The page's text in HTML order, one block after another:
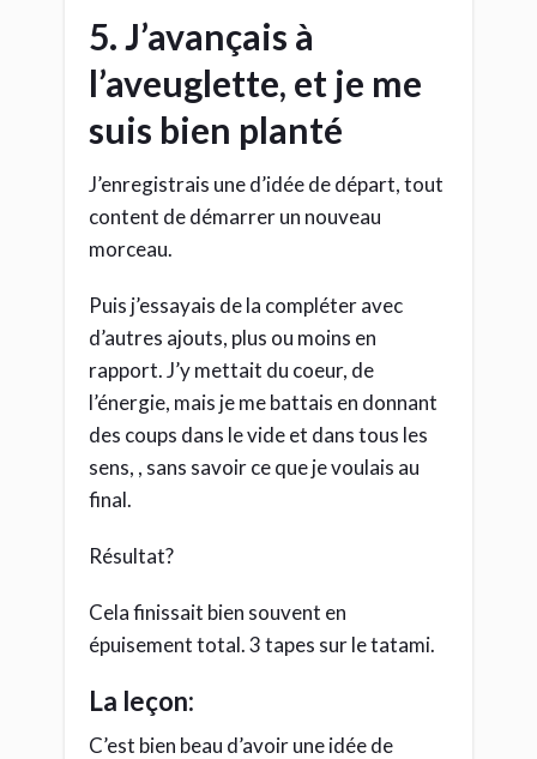
5. J’avançais à
l’aveuglette, et je me
suis bien planté
J’enregistrais une d’idée de départ, tout
content de démarrer un nouveau
morceau.
Puis j’essayais de la compléter avec
d’autres ajouts, plus ou moins en
rapport. J’y mettait du coeur, de
l’énergie, mais je me battais en donnant
des coups dans le vide et dans tous les
sens, , sans savoir ce que je voulais au
final.
Résultat?
Cela finissait bien souvent en
épuisement total. 3 tapes sur le tatami.
La leçon:
C’est bien beau d’avoir une idée de